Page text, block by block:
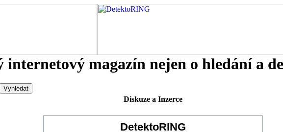
internetový magazín nejen o hledání a
Diskuze a Inzerce
DetektoRING